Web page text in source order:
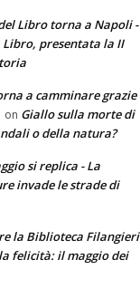
Libro torna a Napoli -
presentata la II
a camminare grazie
on Giallo sulla morte di
o della natura?
si replica - La
invade le strade di
la Biblioteca Filangieri
felicità: il maggio dei